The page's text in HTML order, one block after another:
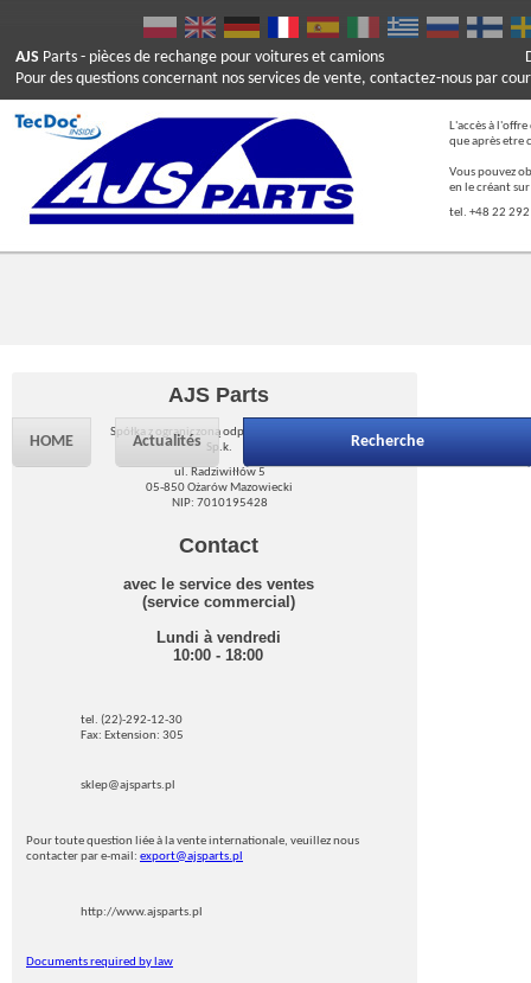
AJS Parts - pièces de rechange pour voitures et camions
Pour des questions concernant nos services de vente, contactez-nous par
L'accès à
que après etre
Vous pouvez
en le créant
tel. +48 22
HOME Actualités Recherche
AJS Parts
Spółka z ograniczoną odpowiedzialnością
Sp.k.
ul. Radziwiłłów 5
05-850 Ożarów Mazowiecki
NIP: 7010195428
Contact
avec le service des ventes
(service commercial)
Lundi à vendredi
10:00 - 18:00
tel. (22)-292-12-30
Fax: Extension: 305
sklep@ajsparts.pl
Pour toute question liée à la vente internationale, veuillez nous
contacter par e-mail: export@ajsparts.pl
http://www.ajsparts.pl
Documents required by law